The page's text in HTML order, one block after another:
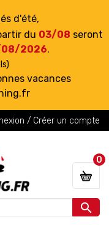
d'été,
du 03/08 seront
2026.
vacances
/ Créer un compte

0